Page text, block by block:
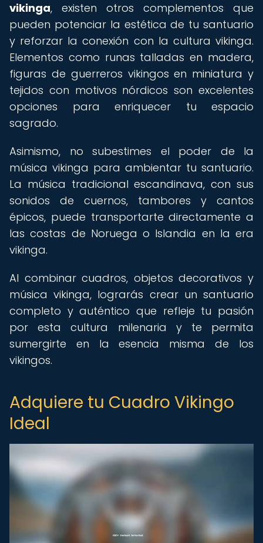
vikinga, existen otros complementos que
pueden potenciar la estética de tu santuario
y reforzar la conexión con la cultura vikinga.
Elementos como runas talladas en madera,
figuras de guerreros vikingos en miniatura y
tejidos con motivos nórdicos son excelentes
opciones para enriquecer tu espacio
sagrado.
Asimismo, no subestimes el poder de la
música vikinga para ambientar tu santuario.
La música tradicional escandinava, con sus
sonidos de cuernos, tambores y cantos
épicos, puede transportarte directamente a
las costas de Noruega o Islandia en la era
vikinga.
Al combinar cuadros, objetos decorativos y
música vikinga, lograrás crear un santuario
completo y auténtico que refleje tu pasión
por esta cultura milenaria y te permita
sumergirte en la esencia misma de los
vikingos.
Adquiere tu Cuadro Vikingo
Ideal